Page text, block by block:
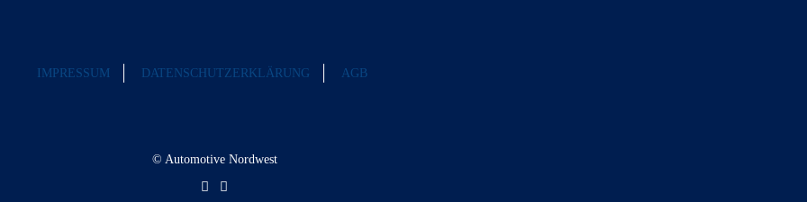
IMPRESSUM DATENSCHUTZERKLÄRUNG AGB
© Automotive Nordwest